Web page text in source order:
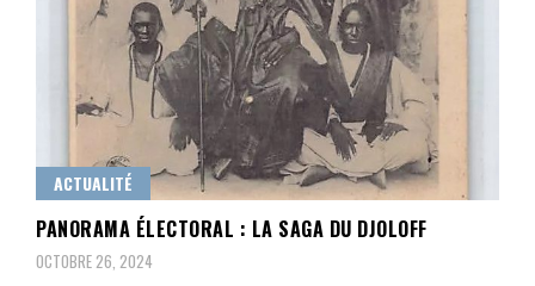
ACTUALITÉ
PANORAMA ÉLECTORAL : LA SAGA DU DJOLOFF
OCTOBRE 26, 2024